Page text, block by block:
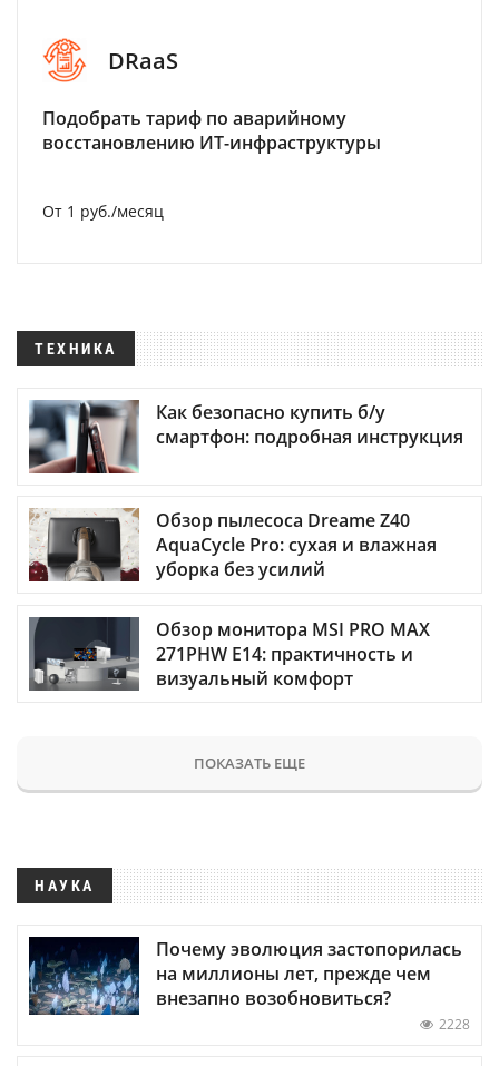
DRaaS
Подобрать тариф по аварийному
восстановлению ИТ-инфраструктуры
От 1 руб./месяц
ТЕХНИКА
Как безопасно купить б/у
смартфон: подробная инструкция
Обзор пылесоса Dreame Z40
AquaCycle Pro: сухая и влажная
уборка без усилий
Обзор монитора MSI PRO MAX
271PHW E14: практичность и
визуальный комфорт
ПОКАЗАТЬ ЕЩЕ
НАУКА
Почему эволюция застопорилась
на миллионы лет, прежде чем
внезапно возобновиться?
2228